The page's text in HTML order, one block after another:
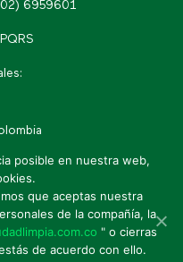
6959601
de uso
personales
sitio
posible en nuestra web,
que aceptas nuestra
de la compañía, la
" o cierras
de acuerdo con ello.